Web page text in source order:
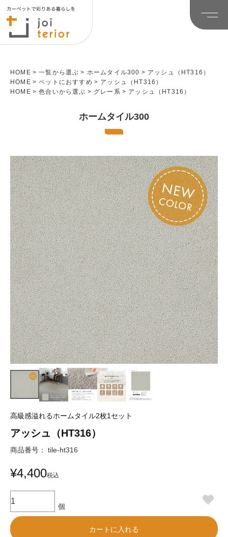
HOME 一覧から選ぶ ホームタイル300
アッシュ（HT316）
HOME
ペットにおすすめ
アッシュ（HT316）
HOME
色合いから選ぶ グレー系 アッシュ（HT316）
ホームタイル300
高級感溢れるホームタイル2枚1セット
アッシュ（HT316）
商品番号 tile-ht316
¥4,400税込
カートに入れる